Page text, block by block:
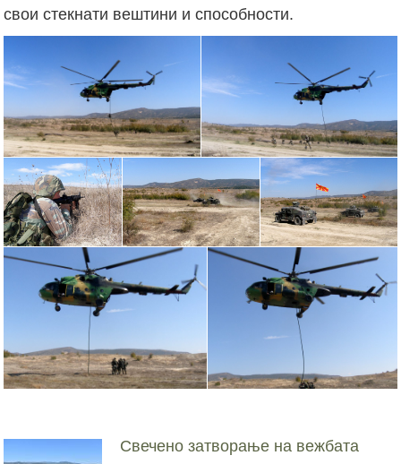
свои стекнати вештини и способности.
Свечено затворање на вежбата